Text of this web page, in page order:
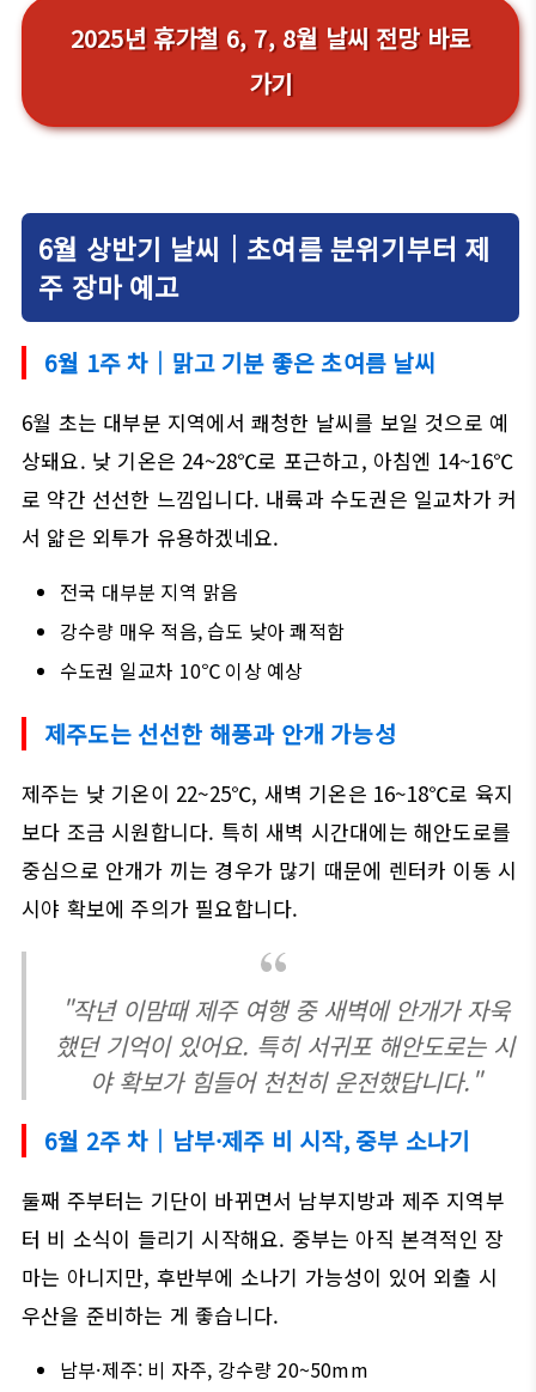
2025년 휴가철 6, 7, 8월 날씨 전망 바로
가기
6월 상반기 날씨｜초여름 분위기부터 제
주 장마 예고
6월 1주 차｜맑고 기분 좋은 초여름 날씨
6월 초는 대부분 지역에서 쾌청한 날씨를 보일 것으로 예
상돼요. 낮 기온은 24~28℃로 포근하고, 아침엔 14~16℃
로 약간 선선한 느낌입니다. 내륙과 수도권은 일교차가 커
서 얇은 외투가 유용하겠네요.
전국 대부분 지역 맑음
강수량 매우 적음, 습도 낮아 쾌적함
수도권 일교차 10℃ 이상 예상
제주도는 선선한 해풍과 안개 가능성
제주는 낮 기온이 22~25℃, 새벽 기온은 16~18℃로 육지
보다 조금 시원합니다. 특히 새벽 시간대에는 해안도로를
중심으로 안개가 끼는 경우가 많기 때문에 렌터카 이동 시
시야 확보에 주의가 필요합니다.
"작년 이맘때 제주 여행 중 새벽에 안개가 자욱
했던 기억이 있어요. 특히 서귀포 해안도로는 시
야 확보가 힘들어 천천히 운전했답니다."
6월 2주 차｜남부·제주 비 시작, 중부 소나기
둘째 주부터는 기단이 바뀌면서 남부지방과 제주 지역부
터 비 소식이 들리기 시작해요. 중부는 아직 본격적인 장
마는 아니지만, 후반부에 소나기 가능성이 있어 외출 시
우산을 준비하는 게 좋습니다.
남부·제주: 비 자주, 강수량 20~50mm